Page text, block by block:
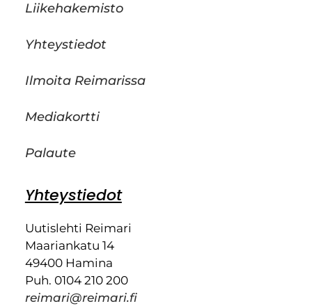
Liikehakemisto
Yhteystiedot
Ilmoita Reimarissa
Mediakortti
Palaute
Yhteystiedot
Uutislehti Reimari
Maariankatu 14
49400 Hamina
Puh. 0104 210 200
reimari@reimari.fi